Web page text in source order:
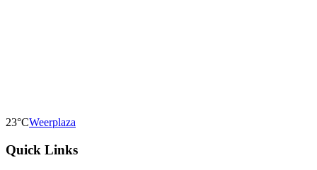
23°CWeerplaza
Quick Links